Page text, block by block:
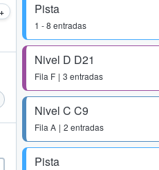
Pista
1 - 8 entradas
Nivel D D21
Fila F 3 entradas
Nivel C C9
Fila A 2 entradas
Pista